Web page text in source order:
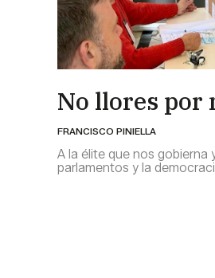
No llores por
FRANCISCO PINIELLA
A la élite que nos gobierna
parlamentos y la